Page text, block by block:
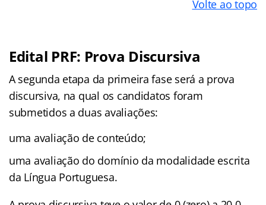
Volte ao topo
Edital PRF: Prova Discursiva
A segunda etapa da primeira fase será a prova
discursiva, na qual os candidatos foram
submetidos a duas avaliações:
uma avaliação de conteúdo;
uma avaliação do domínio da modalidade escrita
da Língua Portuguesa.